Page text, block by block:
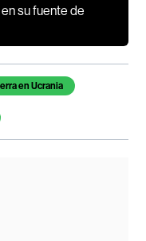
en su fuente de
en Ucrania